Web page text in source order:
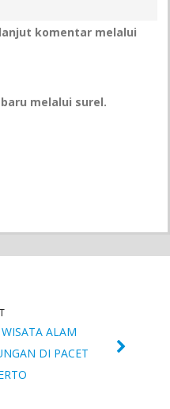
komentar melalui
melalui surel.
ALAM
DI PACET